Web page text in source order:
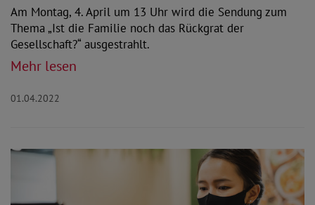
Am Montag, 4. April um 13 Uhr wird die Sendung zum
Thema „Ist die Familie noch das Rückgrat der
Gesellschaft?“ ausgestrahlt.
Mehr lesen
01.04.2022